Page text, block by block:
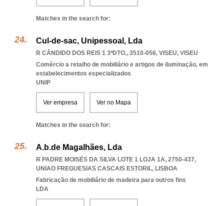
Matches in the search for:
Cul-de-sac, Unipessoal, Lda
R CÂNDIDO DOS REIS 1 3ºDTO., 3510-056, VISEU, VISEU
Comércio a retalho de mobiliário e artigos de iluminação, em
estabelecimentos especializados
UNIP
Ver empresa Ver no Mapa
Matches in the search for:
A.b.de Magalhães, Lda
R PADRE MOISÉS DA SILVA LOTE 1 LOJA 1A, 2750-437,
UNIAO FREGUESIAS CASCAIS ESTORIL, LISBOA
Fabricação de mobiliário de madeira para outros fins
LDA